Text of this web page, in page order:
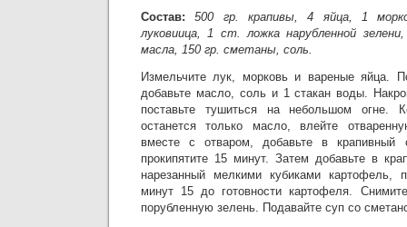
Состав:500 гр. крапивы, 4 яйца, 1
луковиица, 1 ст. ложка нарубленной
масла, 150 гр. сметаны, соль.
Измельчите лук, морковь и вареные яйца.
добавьте масло, соль и 1 стакан воды.
поставьте тушиться на небольшом огне.
останется только масло, влейте
вместе с отваром, добавьте в
прокипятите 15 минут. Затем добавьте в
нарезанный мелкими кубиками картофель,
минут 15 до готовности картофеля.
порубленную зелень. Подавайте суп со